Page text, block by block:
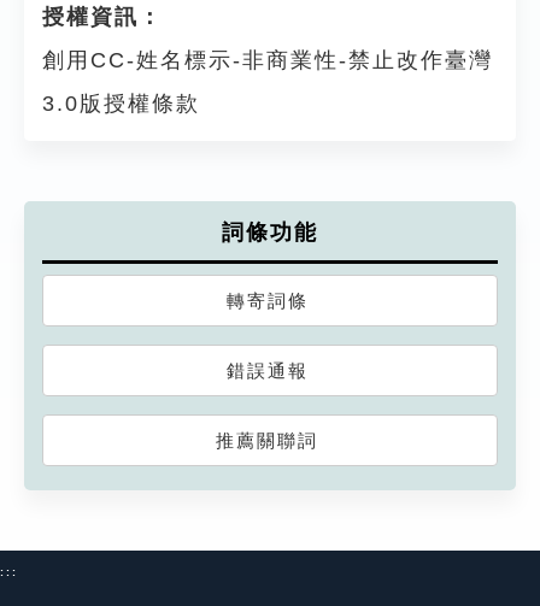
授權資訊：
創用CC-姓名標示-非商業性-禁止改作臺灣
3.0版授權條款
詞條功能
轉寄詞條
錯誤通報
推薦關聯詞
:::